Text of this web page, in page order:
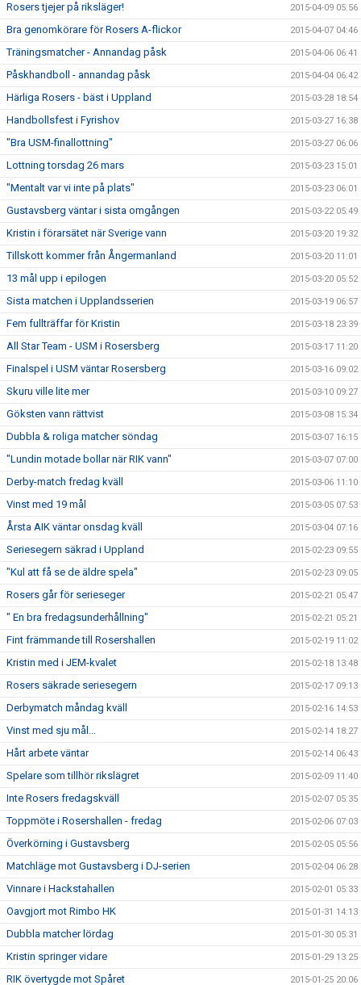
Rosers tjejer på riksläger! 2015-04-09 05:56
Bra genomkörare för Rosers A-flickor 2015-04-07 04:46
Träningsmatcher - Annandag påsk 2015-04-06 06:41
Påskhandboll - annandag påsk 2015-04-04 06:42
Härliga Rosers - bäst i Uppland 2015-03-28 18:54
Handbollsfest i Fyrishov 2015-03-27 16:38
"Bra USM-finallottning" 2015-03-27 06:06
Lottning torsdag 26 mars 2015-03-23 15:01
"Mentalt var vi inte på plats" 2015-03-23 06:01
Gustavsberg väntar i sista omgången 2015-03-22 05:49
Kristin i förarsätet när Sverige vann 2015-03-20 19:32
Tillskott kommer från Ångermanland 2015-03-20 11:01
13 mål upp i epilogen 2015-03-20 05:52
Sista matchen i Upplandsserien 2015-03-19 06:57
Fem fullträffar för Kristin 2015-03-18 23:39
All Star Team - USM i Rosersberg 2015-03-17 11:20
Finalspel i USM väntar Rosersberg 2015-03-16 09:02
Skuru ville lite mer 2015-03-10 09:27
Göksten vann rättvist 2015-03-08 15:34
Dubbla & roliga matcher söndag 2015-03-07 16:15
"Lundin motade bollar när RIK vann" 2015-03-07 07:00
Derby-match fredag kväll 2015-03-06 11:10
Vinst med 19 mål 2015-03-05 07:53
Årsta AIK väntar onsdag kväll 2015-03-04 07:16
Seriesegern säkrad i Uppland 2015-02-23 09:55
"Kul att få se de äldre spela" 2015-02-23 09:05
Rosers går för serieseger 2015-02-21 05:47
" En bra fredagsunderhållning" 2015-02-21 05:21
Fint främmande till Rosershallen 2015-02-19 11:02
Kristin med i JEM-kvalet 2015-02-18 13:48
Rosers säkrade seriesegern 2015-02-17 09:13
Derbymatch måndag kväll 2015-02-16 14:53
Vinst med sju mål... 2015-02-14 18:27
Hårt arbete väntar 2015-02-14 06:43
Spelare som tillhör rikslägret 2015-02-09 11:40
Inte Rosers fredagskväll 2015-02-07 05:35
Toppmöte i Rosershallen - fredag 2015-02-06 07:03
Överkörning i Gustavsberg 2015-02-05 05:56
Matchläge mot Gustavsberg i DJ-serien 2015-02-04 06:28
Vinnare i Hackstahallen 2015-02-01 05:33
Oavgjort mot Rimbo HK 2015-01-31 14:13
Dubbla matcher lördag 2015-01-30 05:31
Kristin springer vidare 2015-01-29 13:25
RIK övertygde mot Spåret 2015-01-25 20:06